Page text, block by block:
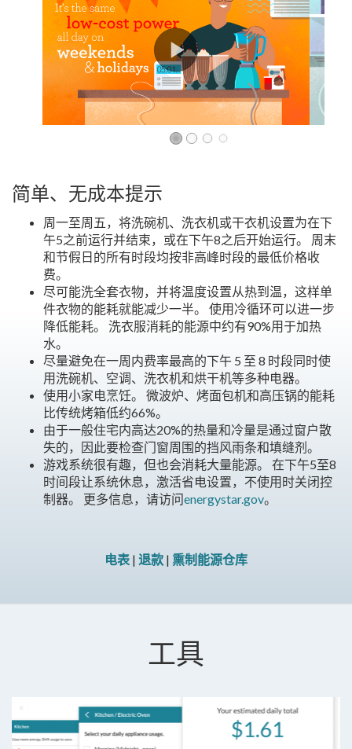
简单、无成本提示
周一至周五，将洗碗机、洗衣机或干衣机设置为在下
午5之前运行并结束，或在下午8之后开始运行。 周末
和节假日的所有时段均按非高峰时段的最低价格收
费。
尽可能洗全套衣物，并将温度设置从热到温，这样单
件衣物的能耗就能减少一半。 使用冷循环可以进一步
降低能耗。 洗衣服消耗的能源中约有90%用于加热
水。
尽量避免在一周内费率最高的下午 5 至 8 时段同时使
用洗碗机、空调、洗衣机和烘干机等多种电器。
使用小家电烹饪。 微波炉、烤面包机和高压锅的能耗
比传统烤箱低约66%。
由于一般住宅内高达20%的热量和冷量是通过窗户散
失的，因此要检查门窗周围的挡风雨条和填缝剂。
游戏系统很有趣，但也会消耗大量能源。 在下午5至8
时间段让系统休息，激活省电设置，不使用时关闭控
制器。 更多信息，请访问energystar.gov。
电表 | 退款 | 熏制能源仓库
工具